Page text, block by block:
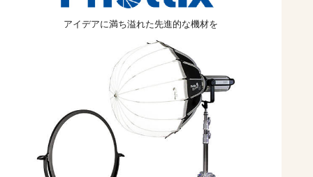
アイデアに満ち溢れた先進的な機材を